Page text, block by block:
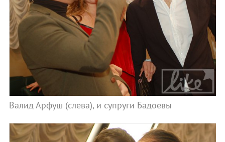
Валид Арфуш (слева), и супруги Бадоевы